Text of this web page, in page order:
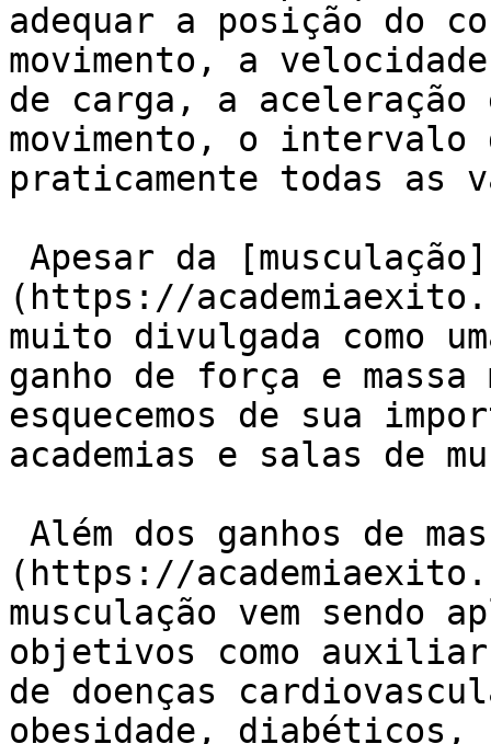
adequar a posição do
movimento, a
de carga, a aceleração
movimento, o intervalo
praticamente todas as
(https://
muito divulgada como
ganho de força e
esquecemos de sua
academias e salas de
(https://
musculação vem sendo
objetivos como auxiliar
de doenças
obesidade, diabéticos,